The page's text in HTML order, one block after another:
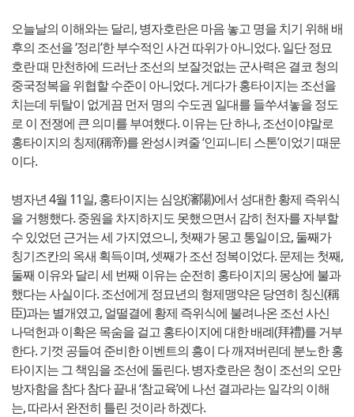
오늘날의 이해와는 달리, 병자호란은 마음 놓고 명을 치기 위해 배
후의 조선을 ‘정리’한 부수적인 사건 따위가 아니었다. 일단 정묘
호란 때 만천하에 드러난 조선의 보잘것없는 군사력은 결코 청의
중국정복을 위협할 수준이 아니었다. 게다가 홍타이지는 조선을
치는데 뒤탈이 없게끔 먼저 명의 수도권 일대를 들쑤셔놓을 정도
로 이 전쟁에 큰 의미를 부여했다. 이유는 단 하나, 조선이야말로
홍타이지의 칭제(稱帝)를 완성시켜줄 ‘인피니티 스톤’이었기 때문
이다.
병자년 4월 11일, 홍타이지는 심양(瀋陽)에서 성대한 황제 즉위식
을 거행했다. 중원을 차지하지도 못했으면서 감히 천자를 자부할
수 있었던 근거는 세 가지였으니, 첫째가 몽고 통일이요, 둘째가
칭기즈칸의 옥새 획득이며, 셋째가 조선 정복이었다. 문제는 첫째,
둘째 이유와 달리 세 번째 이유는 순전히 홍타이지의 몽상에 불과
했다는 사실이다. 조선에게 정묘년의 형제맹약은 당연히 칭신(稱
臣)과는 별개였고, 얼떨결에 황제 즉위식에 불려나온 조선 사신
나덕헌과 이확은 목숨을 걸고 홍타이지에 대한 배례(拜禮)를 거부
한다. 기껏 공들여 준비한 이벤트의 흥이 다 깨져버린데 분노한 홍
타이지는 그 책임을 조선에 돌린다. 병자호란은 청이 조선의 오만
방자함을 참다 참다 끝내 ‘참교육’에 나선 결과라는 일각의 이해
는, 따라서 완전히 틀린 것이라 하겠다.